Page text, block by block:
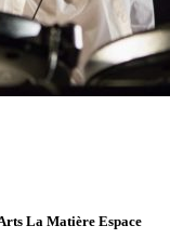
La Matière Espace